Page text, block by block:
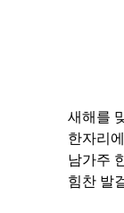
새해를
한자리
남가주
힘찬 발